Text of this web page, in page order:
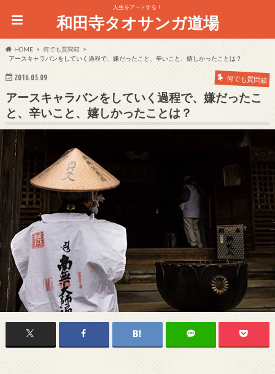
人生をアートする！
和田寺タオサンガ道場
HOME
何でも質問箱
アースキャラバンをしていく過程で、嫌だったこと、辛いこと、嬉しかったことは？
2016.05.09 何でも質問箱
アースキャラバンをしていく過程で、嫌だったこ
と、辛いこと、嬉しかったことは？